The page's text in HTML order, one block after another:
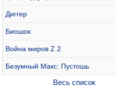
Диггер
Биошок
Война миров Z 2
Безумный Макс: Пустошь
Весь список